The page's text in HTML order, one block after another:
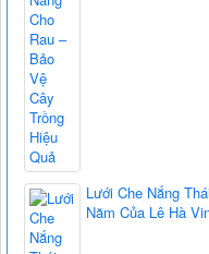
Lưới Che Nắng
Năm Của Lê Hà